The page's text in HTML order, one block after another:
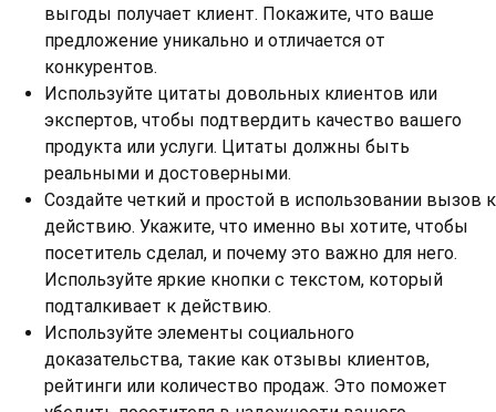
выгоды получает клиент. Покажите, что ваше
предложение уникально и отличается от
конкурентов.
Используйте цитаты довольных клиентов или
экспертов, чтобы подтвердить качество вашего
продукта или услуги. Цитаты должны быть
реальными и достоверными.
Создайте четкий и простой в использовании вызов к
действию. Укажите, что именно вы хотите, чтобы
посетитель сделал, и почему это важно для него.
Используйте яркие кнопки с текстом, который
подталкивает к действию.
Используйте элементы социального
доказательства, такие как отзывы клиентов,
рейтинги или количество продаж. Это поможет